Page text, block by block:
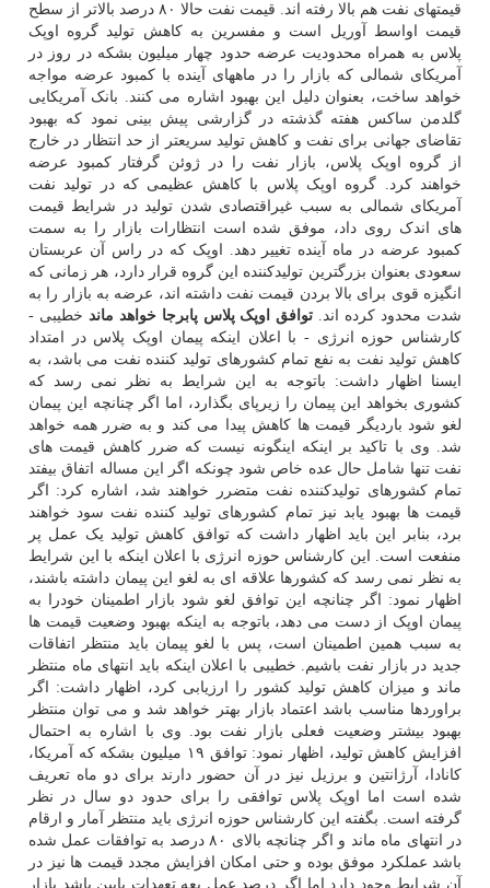
قیمتهای نفت هم بالا رفته اند. قیمت نفت حالا ۸۰ درصد بالاتر از سطح
قیمت اواسط آوریل است و مفسرین به کاهش تولید گروه اوپک
پلاس به همراه محدودیت عرضه حدود چهار میلیون بشکه در روز در
آمریکای شمالی که بازار را در ماههای آینده با کمبود عرضه مواجه
خواهد ساخت، بعنوان دلیل این بهبود اشاره می کنند. بانک آمریکایی
گلدمن ساکس هفته گذشته در گزارشی پیش بینی نمود که بهبود
تقاضای جهانی برای نفت و کاهش تولید سریعتر از حد انتظار در خارج
از گروه اوپک پلاس، بازار نفت را در ژوئن گرفتار کمبود عرضه
خواهند کرد. گروه اوپک پلاس با کاهش عظیمی که در تولید نفت
آمریکای شمالی به سبب غیراقتصادی شدن تولید در شرایط قیمت
های اندک روی داد، موفق شده است انتظارات بازار را به سمت
کمبود عرضه در ماه آینده تغییر دهد. اوپک که در راس آن عربستان
سعودی بعنوان بزرگترین تولیدکننده این گروه قرار دارد، هر زمانی که
انگیزه قوی برای بالا بردن قیمت نفت داشته اند، عرضه به بازار را به
شدت محدود کرده اند. توافق اوپک پلاس پابرجا خواهد ماند خطیبی -
کارشناس حوزه انرژی - با اعلان اینکه پیمان اوپک پلاس در امتداد
کاهش تولید نفت به نفع تمام کشورهای تولید کننده نفت می باشد، به
ایسنا اظهار داشت: باتوجه به این شرایط به نظر نمی رسد که
کشوری بخواهد این پیمان را زیرپای بگذارد، اما اگر چنانچه این پیمان
لغو شود باردیگر قیمت ها کاهش پیدا می کند و به ضرر همه خواهد
شد. وی با تاکید بر اینکه اینگونه نیست که ضرر کاهش قیمت های
نفت تنها شامل حال عده خاص شود چونکه اگر این مساله اتفاق بیفتد
تمام کشورهای تولیدکننده نفت متضرر خواهند شد، اشاره کرد: اگر
قیمت ها بهبود یابد نیز تمام کشورهای تولید کننده نفت سود خواهند
برد، بنابر این باید اظهار داشت که توافق کاهش تولید یک عمل پر
منفعت است. این کارشناس حوزه انرژی با اعلان اینکه با این شرایط
به نظر نمی رسد که کشورها علاقه ای به لغو این پیمان داشته باشند،
اظهار نمود: اگر چنانچه این توافق لغو شود بازار اطمینان خودرا به
پیمان اوپک از دست می دهد، باتوجه به اینکه بهبود وضعیت قیمت ها
به سبب همین اطمینان است، پس با لغو پیمان باید منتظر اتفاقات
جدید در بازار نفت باشیم. خطیبی با اعلان اینکه باید انتهای ماه منتظر
ماند و میزان کاهش تولید کشور را ارزیابی کرد، اظهار داشت: اگر
براوردها مناسب باشد اعتماد بازار بهتر خواهد شد و می توان منتظر
بهبود بیشتر وضعیت فعلی بازار نفت بود. وی با اشاره به احتمال
افزایش کاهش تولید، اظهار نمود: توافق ۱۹ میلیون بشکه که آمریکا،
کانادا، آرژانتین و برزیل نیز در آن حضور دارند برای دو ماه تعریف
شده است اما اوپک پلاس توافقی را برای حدود دو سال در نظر
گرفته است. بگفته این کارشناس حوزه انرژی باید منتظر آمار و ارقام
در انتهای ماه ماند و اگر چنانچه بالای ۸۰ درصد به توافقات عمل شده
باشد عملکرد موفق بوده و حتی امکان افزایش مجدد قیمت ها نیز در
آن شرایط وجود دارد اما اگر درصد عمل بعه تعهدات پایین باشد بازار